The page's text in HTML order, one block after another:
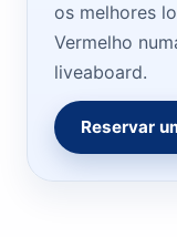
os melhores
Vermelho
liveaboard.
Reservar